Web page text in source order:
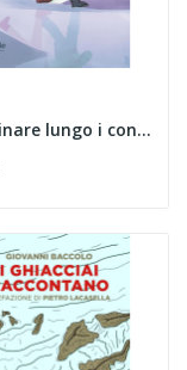
Camminare lungo i confini e oltre